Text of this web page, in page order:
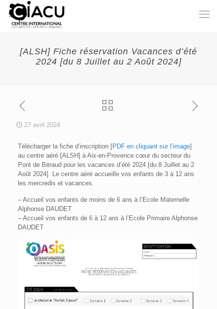
[ALSH] Fiche réservation Vacances d’été
2024 [du 8 Juillet au 2 Août 2024]
27 avril 2024
Télécharger la fiche d’inscription [PDF en cliquant sur l’image]
au centre aéré [ALSH] à Aix-en-Provence cœur du secteur du
Pont de Béraud pour les vacances d’été 2024 [du 8 Juillet au 2
Août 2024]. Le centre aéré accueille vos enfants de 3 à 12 ans
les mercredis et vacances.
– Accueil vos enfants de moins de 6 ans à l’Ecole Maternelle
Alphonse DAUDET
– Accueil vos enfants de 6 à 12 ans à l’Ecole Primaire Alphonse
DAUDET